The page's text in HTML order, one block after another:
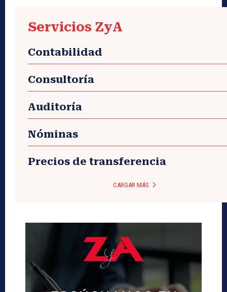
Servicios ZyA
Contabilidad
Consultoría
Auditoría
Nóminas
Precios de transferencia
CARGAR MÁS